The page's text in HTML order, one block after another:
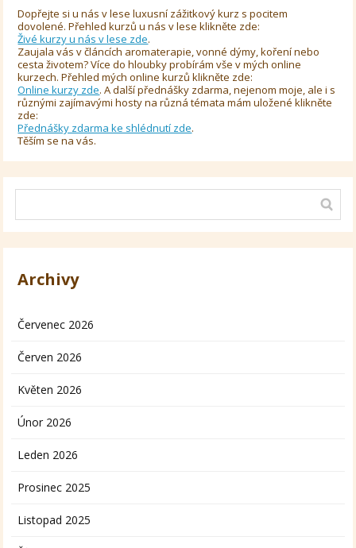
Dopřejte si u nás v lese luxusní zážitkový kurz s pocitem
dovolené. Přehled kurzů u nás v lese klikněte zde:
Živé kurzy u nás v lese zde.
Zaujala vás v článcích aromaterapie, vonné dýmy, koření nebo
cesta životem? Více do hloubky probírám vše v mých online
kurzech. Přehled mých online kurzů klikněte zde:
Online kurzy zde. A další přednášky zdarma, nejenom moje, ale i s
různými zajímavými hosty na různá témata mám uložené klikněte
zde:
Přednášky zdarma ke shlédnutí zde.
Těším se na vás.
Archivy
Červenec 2026
Červen 2026
Květen 2026
Únor 2026
Leden 2026
Prosinec 2025
Listopad 2025